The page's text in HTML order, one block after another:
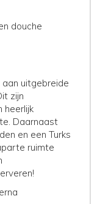
douche
uitgebreide
zijn
heerlijk
Daarnaast
en een Turks
ruimte